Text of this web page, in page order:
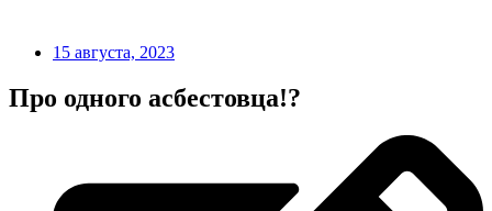
15 августа, 2023
Про одного асбестовца!?